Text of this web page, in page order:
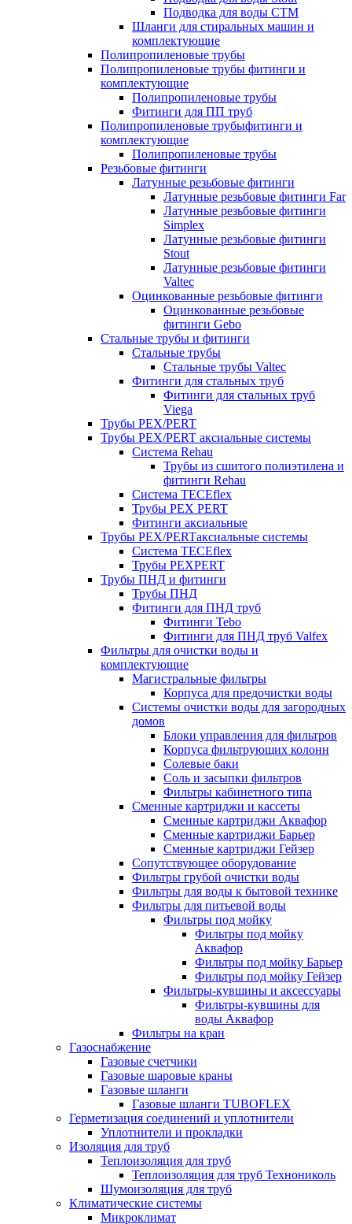
Подводка для воды СТМ
Шланги для стиральных машин и
комплектующие
Полипропиленовые трубы
Полипропиленовые трубы фитинги и
комплектующие
Полипропиленовые трубы
Фитинги для ПП труб
Полипропиленовые трубыфитинги и
комплектующие
Полипропиленовые трубы
Резьбовые фитинги
Латунные резьбовые фитинги
Латунные резьбовые фитинги Far
Латунные резьбовые фитинги
Simplex
Латунные резьбовые фитинги
Stout
Латунные резьбовые фитинги
Valtec
Оцинкованные резьбовые фитинги
Оцинкованные резьбовые
фитинги Gebo
Стальные трубы и фитинги
Стальные трубы
Стальные трубы Valtec
Фитинги для стальных труб
Фитинги для стальных труб
Viega
Трубы PEX/PERT
Трубы PEX/PERT аксиальные системы
Система Rehau
Трубы из сшитого полиэтилена и
фитинги Rehau
Система TECEflex
Трубы PEX PERT
Фитинги аксиальные
Трубы PEX/PERTаксиальные системы
Система TECEflex
Трубы PEXPERT
Трубы ПНД и фитинги
Трубы ПНД
Фитинги для ПНД труб
Фитинги Tebo
Фитинги для ПНД труб Valfex
Фильтры для очистки воды и
комплектующие
Магистральные фильтры
Корпуса для предочистки воды
Системы очистки воды для загородных
домов
Блоки управления для фильтров
Корпуса фильтрующих колонн
Солевые баки
Соль и засыпки фильтров
Фильтры кабинетного типа
Сменные картриджи и кассеты
Сменные картриджи Аквафор
Сменные картриджи Барьер
Сменные картриджи Гейзер
Сопутствующее оборудование
Фильтры грубой очистки воды
Фильтры для воды к бытовой технике
Фильтры для питьевой воды
Фильтры под мойку
Фильтры под мойку
Аквафор
Фильтры под мойку Барьер
Фильтры под мойку Гейзер
Фильтры-кувшины и аксессуары
Фильтры-кувшины для
воды Аквафор
Фильтры на кран
Газоснабжение
Газовые счетчики
Газовые шаровые краны
Газовые шланги
Газовые шланги TUBOFLEX
Герметизация соединений и уплотнители
Уплотнители и прокладки
Изоляция для труб
Теплоизоляция для труб
Теплоизоляция для труб Технониколь
Шумоизоляция для труб
Климатические системы
Микроклимат